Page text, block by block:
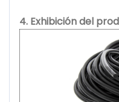
4. Exhibición del